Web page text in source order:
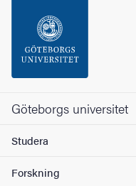
Sidfoten
Om webbplatsen
Göteborgs universitet
Studera
Forskning